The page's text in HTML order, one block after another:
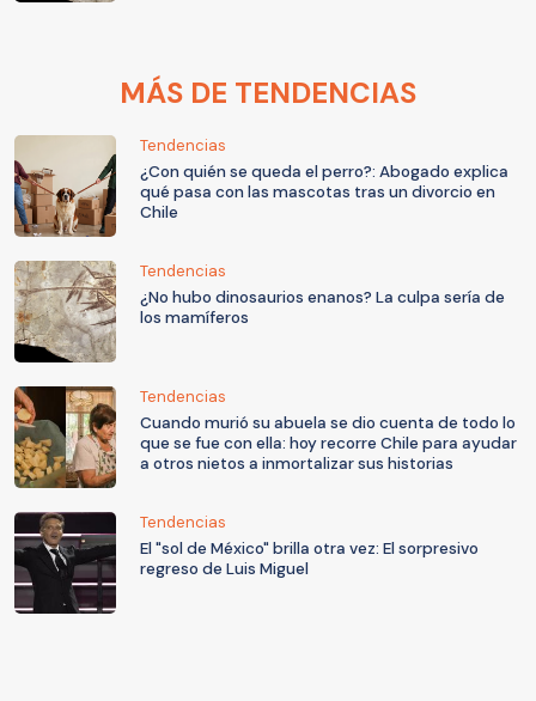
MÁS DE TENDENCIAS
Tendencias
¿Con quién se queda el perro?: Abogado explica
qué pasa con las mascotas tras un divorcio en
Chile
Tendencias
¿No hubo dinosaurios enanos? La culpa sería de
los mamíferos
Tendencias
Cuando murió su abuela se dio cuenta de todo lo
que se fue con ella: hoy recorre Chile para ayudar
a otros nietos a inmortalizar sus historias
Tendencias
El "sol de México" brilla otra vez: El sorpresivo
regreso de Luis Miguel